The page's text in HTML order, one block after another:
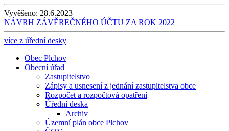
Vyvěšeno: 28.6.2023
NÁVRH ZÁVĚREČNÉHO ÚČTU ZA ROK 2022
více z úřední desky
Obec Plchov
Obecní úřad
Zastupitelstvo
Zápisy a usnesení z jednání zastupitelstva obce
Rozpočet a rozpočtová opatření
Úřední deska
Archiv
Územní plán obce Plchov